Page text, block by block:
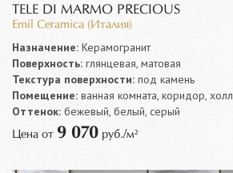
TELE DI MARMO PRECIOUS
Emil Ceramica (Италия)
Назначение: Керамогранит
Поверхность: глянцевая, матовая
Текстура поверхности: под камень
Помещение: ванная комната, коридор, холл
Оттенок: бежевый, белый, серый
Цена от 9 070 руб./м²